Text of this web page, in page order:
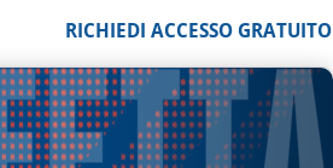
RICHIEDI ACCESSO GRATUITO